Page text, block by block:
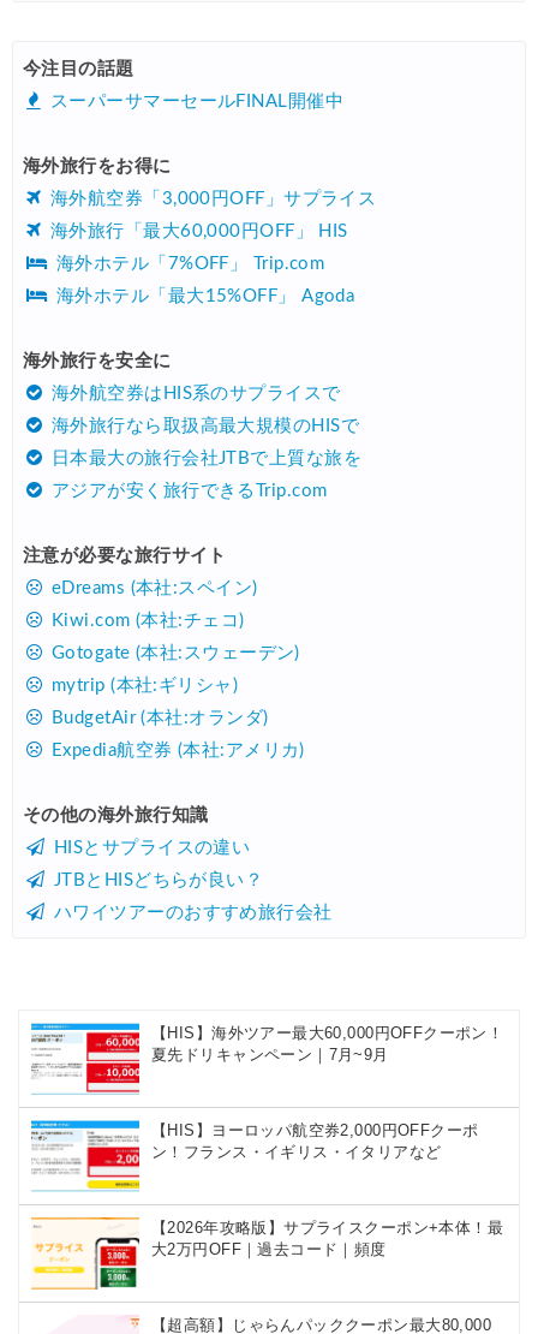
今注目の話題
スーパーサマーセールFINAL開催中
海外旅行をお得に
海外航空券「3,000円OFF」サプライス
海外旅行「最大60,000円OFF」 HIS
海外ホテル「7%OFF」 Trip.com
海外ホテル「最大15%OFF」 Agoda
海外旅行を安全に
海外航空券はHIS系のサプライスで
海外旅行なら取扱高最大規模のHISで
日本最大の旅行会社JTBで上質な旅を
アジアが安く旅行できるTrip.com
注意が必要な旅行サイト
eDreams (本社:スペイン)
Kiwi.com (本社:チェコ)
Gotogate (本社:スウェーデン)
mytrip (本社:ギリシャ)
BudgetAir (本社:オランダ)
Expedia航空券 (本社:アメリカ)
その他の海外旅行知識
HISとサプライスの違い
JTBとHISどちらが良い？
ハワイツアーのおすすめ旅行会社
【HIS】海外ツアー最大60,000円OFFクーポン！
夏先ドリキャンペーン｜7月~9月
【HIS】ヨーロッパ航空券2,000円OFFクーポ
ン！フランス・イギリス・イタリアなど
【2026年攻略版】サプライスクーポン+本体！最
大2万円OFF｜過去コード｜頻度
【超高額】じゃらんパッククーポン最大80,000